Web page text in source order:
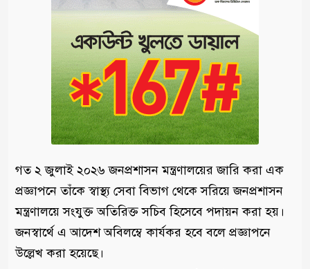
গত ২ জুলাই ২০২৬ জনপ্রশাসন মন্ত্রণালয়ের জারি করা এক
প্রজ্ঞাপনে তাঁকে স্বাস্থ্য সেবা বিভাগ থেকে সরিয়ে জনপ্রশাসন
মন্ত্রণালয়ে সংযুক্ত অতিরিক্ত সচিব হিসেবে পদায়ন করা হয়।
জনস্বার্থে এ আদেশ অবিলম্বে কার্যকর হবে বলে প্রজ্ঞাপনে
উল্লেখ করা হয়েছে।